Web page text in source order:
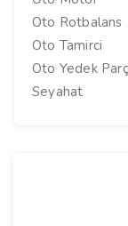
Oto Rotbalans
Oto Tamirci
Oto Yedek
Seyahat